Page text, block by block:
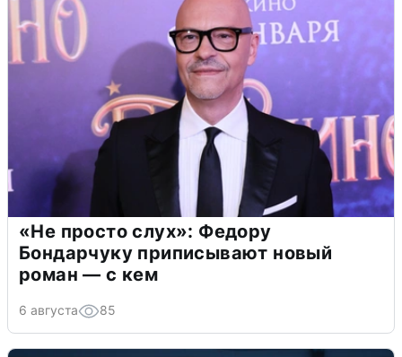
«Не просто слух»: Федору
Бондарчуку приписывают новый
роман — с кем
6 августа 85